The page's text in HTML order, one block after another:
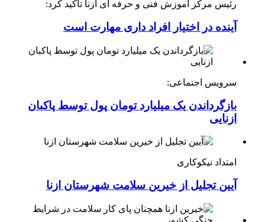
رئیس مرکز آموزش فنی و حرفه ای ازنا تاکید کرد:
آینده در اختیار افراد داری مهارت است
سرویس اجتماعی:
بازگرداندن یک میلیارد تومان پول توسط پاکبان
ازنایی
امتداد نیکوکاری
آیین تجلیل از خیرین سلامت شهرستان ازنا